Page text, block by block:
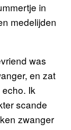
in
medelijden
was
en zat
Ik
scande
zwanger